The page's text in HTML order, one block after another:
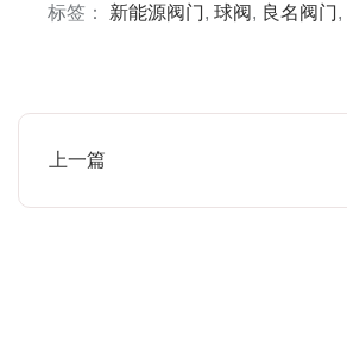
标签： 新能源阀门, 球阀, 良名阀门,
上一篇